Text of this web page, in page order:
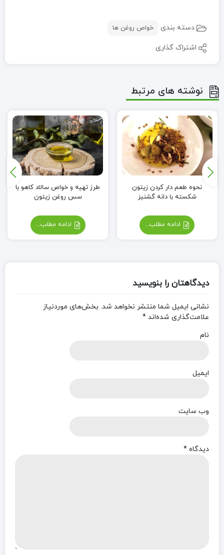
دسته بندی خواص روغن ها
اشتراک گذاری
نوشته های مرتبط
نحوه طعم دار کردن زیتون
شکسته با دانه گشنیز
ادامه مطلب...
طرز تهیه و خواص سالاد کاهو با
سس روغن زیتون
ادامه مطلب...
دیدگاهتان را بنویسید
نشانی ایمیل شما منتشر نخواهد شد. بخش‌های موردنیاز
علامت‌گذاری شده‌اند *
نام
ایمیل
وب‌ سایت
دیدگاه *